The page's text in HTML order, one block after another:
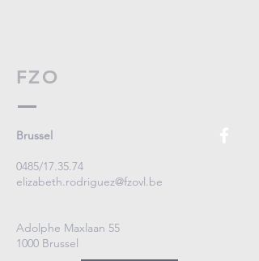
FZO
Brussel
0485/17.35.74
elizabeth.rodriguez@fzovl.be
Adolphe Maxlaan 55
1000 Brussel